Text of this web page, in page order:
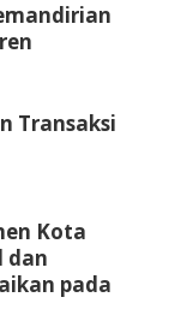
Transaksi
Kota
dan
pada